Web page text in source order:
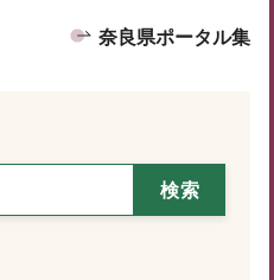
奈良県ポータル集